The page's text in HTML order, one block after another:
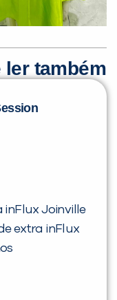
ler também
inFlux Joinville
extra inFlux